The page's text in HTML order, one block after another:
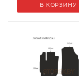
В КОРЗИНУ